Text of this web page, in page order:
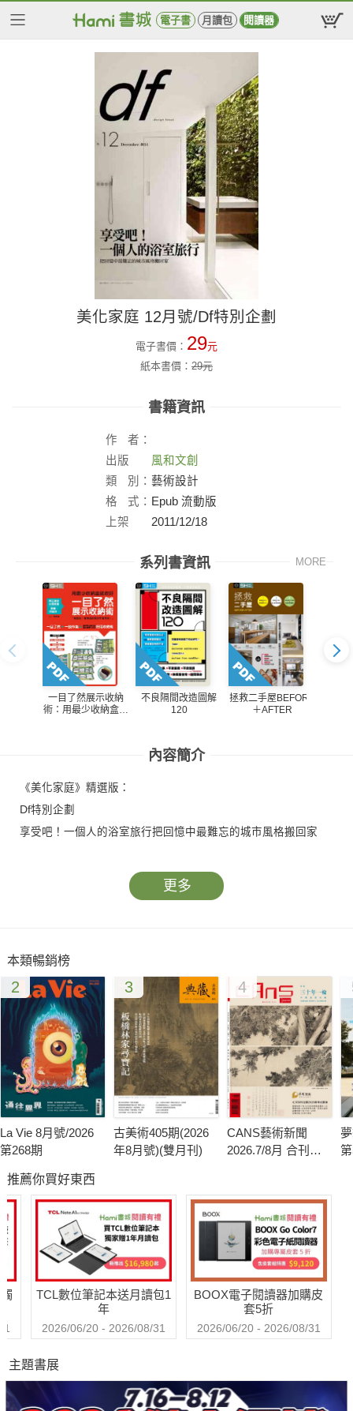
電子書 月讀包 閱讀器
美化家庭 12月號/Df特別企劃
電子書價： 29元
紙本書價： 29元
書籍資訊
作
者：
出版
社：
風和文創
類
別： 藝術設計
格
式： Epub 流動版
上架
2011/12/18
系列書資訊 MORE
一目了然展示收納
術：用最少收納盒就
不良隔間改造圖解
120
拯救二手屋BEFORE
＋AFTER
內容簡介
《美化家庭》精選版：
Df特別企劃
享受吧！一個人的浴室旅行把回憶中最難忘的城市風格搬回家
更多
本類暢銷榜
2
La Vie 8月號/2026
第268期
3
古美術405期(2026
年8月號)(雙月刊)
4
CANS藝術新聞
2026.7/8月 合刊號
推薦你買好東西
TCL數位筆記本送月讀包1
年
2026/06/20 - 2026/08/31
BOOX電子閱讀器加購皮
套5折
2026/06/20 - 2026/08/31
主題書展